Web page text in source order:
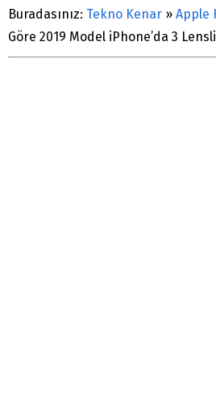
Buradasınız: Tekno Kenar » Apple
Göre 2019 Model iPhone’da 3